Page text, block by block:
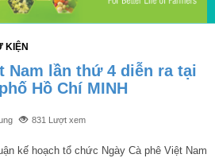
KIỆN
Nam lần thứ 4 diễn ra tại
Hồ Chí MINH
831 Lượt xem
kế hoạch tổ chức Ngày Cà phê Việt Nam